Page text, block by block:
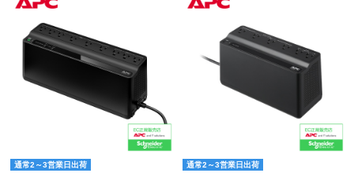
通常2～3営業日出荷 通常2～3営業日出荷